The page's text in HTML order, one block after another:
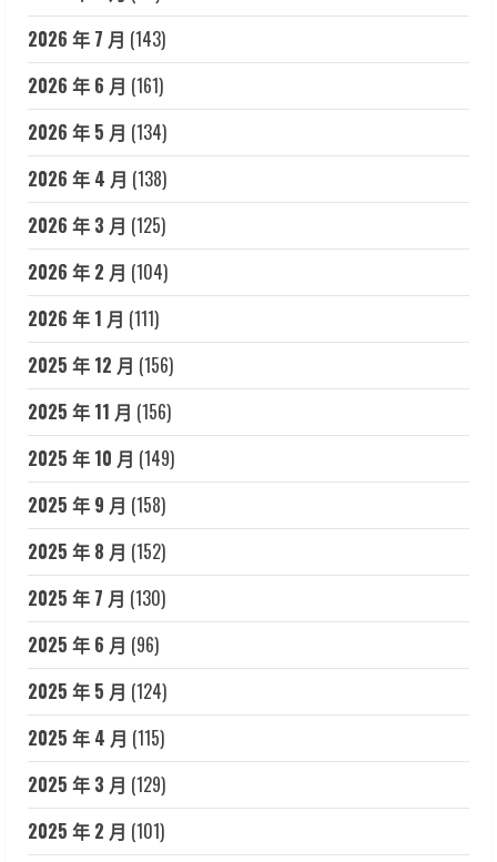
2026 年 7 月 (143)
2026 年 6 月 (161)
2026 年 5 月 (134)
2026 年 4 月 (138)
2026 年 3 月 (125)
2026 年 2 月 (104)
2026 年 1 月 (111)
2025 年 12 月 (156)
2025 年 11 月 (156)
2025 年 10 月 (149)
2025 年 9 月 (158)
2025 年 8 月 (152)
2025 年 7 月 (130)
2025 年 6 月 (96)
2025 年 5 月 (124)
2025 年 4 月 (115)
2025 年 3 月 (129)
2025 年 2 月 (101)